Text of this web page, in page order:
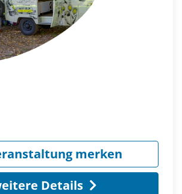
merken
Details